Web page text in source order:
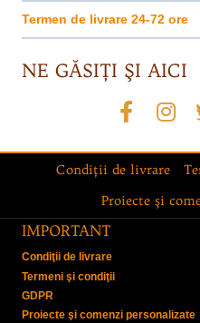
Termen de livrare 24-72 ore
NE GĂSIŢI ŞI AICI
Condiţii de livrare
Proiecte şi
IMPORTANT
Condiţii de livrare
Termeni şi condiţii
GDPR
Proiecte şi comenzi personalizate